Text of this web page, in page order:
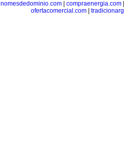
nomesdedominio.com| compraenergia.com
ofertacomercial.com